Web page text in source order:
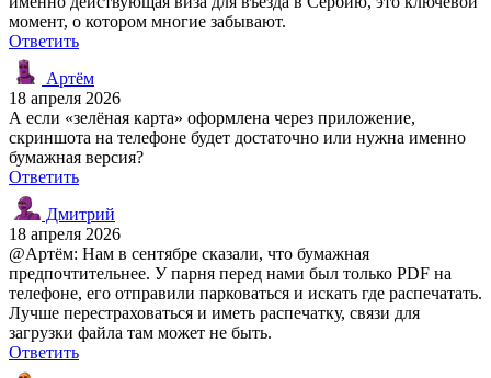
момент, о котором многие забывают.
Ответить
Артём
18 апреля 2026
А если «зелёная карта» оформлена через приложение,
скриншота на телефоне будет достаточно или нужна именно
бумажная версия?
Ответить
Дмитрий
18 апреля 2026
@Артём: Нам в сентябре сказали, что бумажная
предпочтительнее. У парня перед нами был только PDF на
телефоне, его отправили парковаться и искать где распечатать.
Лучше перестраховаться и иметь распечатку, связи для
загрузки файла там может не быть.
Ответить